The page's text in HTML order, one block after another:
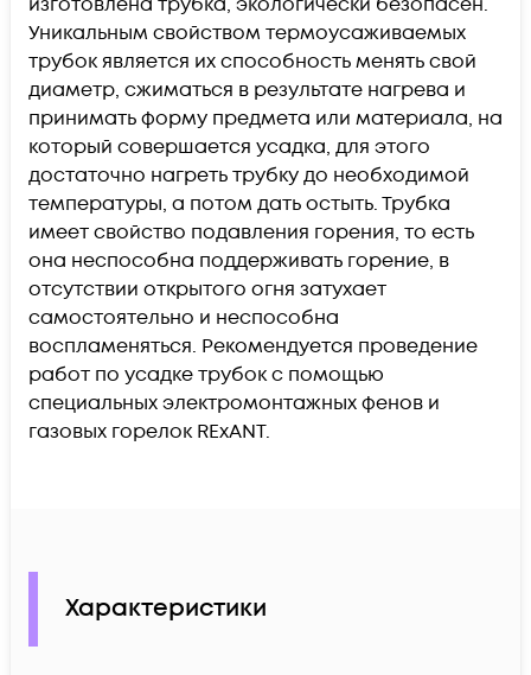
Уникальным свойством термоусаживаемых
трубок является их способность менять свой
диаметр, сжиматься в результате нагрева и
принимать форму предмета или материала, на
который совершается усадка, для этого
достаточно нагреть трубку до необходимой
температуры, а потом дать остыть. Трубка
имеет свойство подавления горения, то есть
она неспособна поддерживать горение, в
отсутствии открытого огня затухает
самостоятельно и неспособна
воспламеняться. Рекомендуется проведение
работ по усадке трубок с помощью
специальных электромонтажных фенов и
газовых горелок REхANT.
Характеристики